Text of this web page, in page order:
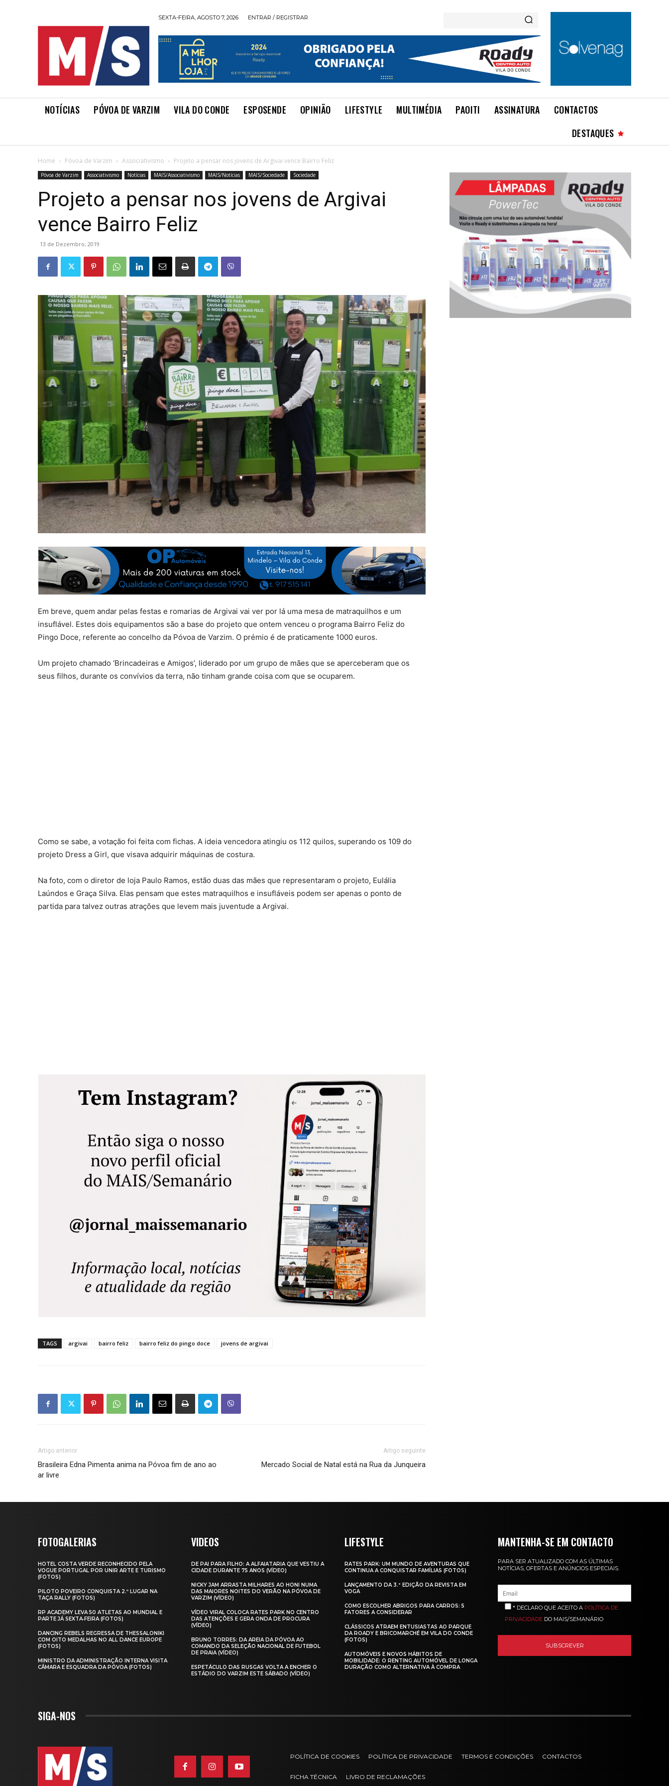
SEXTA-FEIRA, AGOSTO 7, 2026 ENTRAR / REGISTRAR
NOTÍCIAS PÓVOA DE VARZIM VILA DO CONDE ESPOSENDE OPINIÃO LIFESTYLE MULTIMÉDIA PAOITI ASSINATURA
CONTACTOS
DESTAQUES
Home Póvoa de Varzim Associativismo Projeto a pensar nos jovens de Argivai vence Bairro Feliz
Póvoa de Varzim Associativismo Notícias MAIS/Associativismo MAIS/Notícias MAIS/Sociedade Sociedade
Projeto a pensar nos jovens de Argivai
vence Bairro Feliz
13 de Dezembro, 2019
Em breve, quem andar pelas festas e romarias de Argivai vai ver por lá uma mesa de matraquilhos e um
insuflável. Estes dois equipamentos são a base do projeto que ontem venceu o programa Bairro Feliz do
Pingo Doce, referente ao concelho da Póvoa de Varzim. O prémio é de praticamente 1000 euros.
Um projeto chamado ‘Brincadeiras e Amigos’, liderado por um grupo de mães que se aperceberam que os
seus filhos, durante os convívios da terra, não tinham grande coisa com que se ocuparem.
Como se sabe, a votação foi feita com fichas. A ideia vencedora atingiu os 112 quilos, superando os 109 do
projeto Dress a Girl, que visava adquirir máquinas de costura.
Na foto, com o diretor de loja Paulo Ramos, estão duas das mães que representaram o projeto, Eulália
Laúndos e Graça Silva. Elas pensam que estes matraquilhos e insufláveis podem ser apenas o ponto de
partida para talvez outras atrações que levem mais juventude a Argivai.
TAGS argivai bairro feliz bairro feliz do pingo doce jovens de argivai
Artigo anterior
Brasileira Edna Pimenta anima na Póvoa fim de ano ao
ar livre
Artigo seguinte
Mercado Social de Natal está na Rua da Junqueira
FOTOGALERIAS
HOTEL COSTA VERDE RECONHECIDO PELA
VOGUE PORTUGAL POR UNIR ARTE E TURISMO
(FOTOS)
PILOTO POVEIRO CONQUISTA 2.º LUGAR NA
TAÇA RALLY (FOTOS)
RP ACADEMY LEVA 50 ATLETAS AO MUNDIAL E
PARTE JÁ SEXTA‑FEIRA (FOTOS)
DANCING REBELS REGRESSA DE THESSALONIKI
COM OITO MEDALHAS NO ALL DANCE EUROPE
(FOTOS)
MINISTRO DA ADMINISTRAÇÃO INTERNA VISITA
CÂMARA E ESQUADRA DA PÓVOA (FOTOS)
VIDEOS
DE PAI PARA FILHO: A ALFAIATARIA QUE VESTIU A
CIDADE DURANTE 75 ANOS (VÍDEO)
NICKY JAM ARRASTA MILHARES AO HONI NUMA
DAS MAIORES NOITES DO VERÃO NA PÓVOA DE
VARZIM (VÍDEO)
VÍDEO VIRAL COLOCA RATES PARK NO CENTRO
DAS ATENÇÕES E GERA ONDA DE PROCURA
(VÍDEO)
BRUNO TORRES: DA AREIA DA PÓVOA AO
COMANDO DA SELEÇÃO NACIONAL DE FUTEBOL
DE PRAIA (VÍDEO)
ESPETÁCULO DAS RUSGAS VOLTA A ENCHER O
ESTÁDIO DO VARZIM ESTE SÁBADO (VÍDEO)
LIFESTYLE
RATES PARK: UM MUNDO DE AVENTURAS QUE
CONTINUA A CONQUISTAR FAMÍLIAS (FOTOS)
LANÇAMENTO DA 3.ª EDIÇÃO DA REVISTA EM
VOGA
COMO ESCOLHER ABRIGOS PARA CARROS: 5
FATORES A CONSIDERAR
CLÁSSICOS ATRAEM ENTUSIASTAS AO PARQUE
DA ROADY E BRICOMARCHÉ EM VILA DO CONDE
(FOTOS)
AUTOMÓVEIS E NOVOS HÁBITOS DE
MOBILIDADE: O RENTING AUTOMÓVEL DE LONGA
DURAÇÃO COMO ALTERNATIVA À COMPRA
MANTENHA-SE EM CONTACTO
PARA SER ATUALIZADO COM AS ÚLTIMAS
NOTÍCIAS, OFERTAS E ANÚNCIOS ESPECIAIS.
* DECLARO QUE ACEITO A POLÍTICA DE
PRIVACIDADE DO MAIS/SEMANÁRIO
SIGA-NOS
POLÍTICA DE COOKIES POLÍTICA DE PRIVACIDADE TERMOS E CONDIÇÕES CONTACTOS
FICHA TÉCNICA LIVRO DE RECLAMAÇÕES